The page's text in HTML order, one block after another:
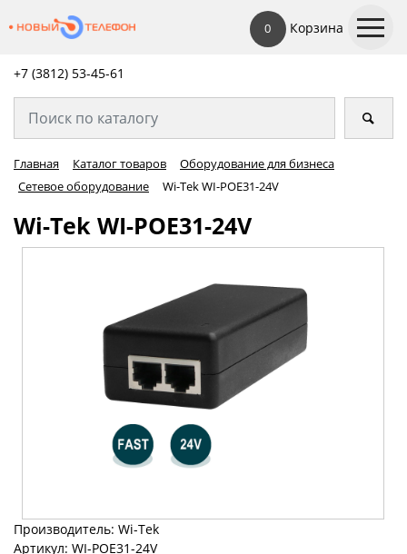
0 Корзина
+7 (3812) 53-45-61
Главная Каталог товаров
Оборудование для бизнеса
Сетевое оборудование
Wi-Tek WI-POE31-24V
Wi-Tek WI-POE31-24V
Производитель: Wi-Tek
Артикул: WI-POE31-24V